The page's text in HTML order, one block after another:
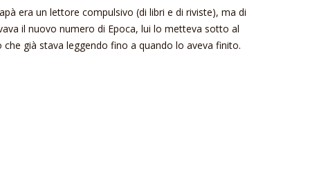
era un lettore compulsivo (di libri e di riviste), ma di
il nuovo numero di Epoca, lui lo metteva sotto al
già stava leggendo fino a quando lo aveva finito.